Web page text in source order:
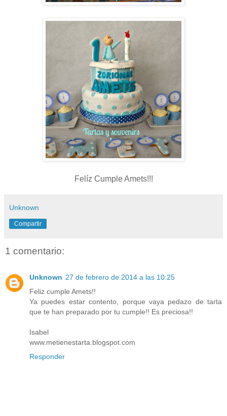
Felíz Cumple Amets!!!
Unknown
Compartir
1 comentario:
Unknown 27 de febrero de 2014 a las 10:25
Feliz cumple Amets!!
Ya puedes estar contento, porque vaya pedazo de tarta
que te han preparado por tu cumple!! Es preciosa!!
Isabel
www.metienestarta.blogspot.com
Responder